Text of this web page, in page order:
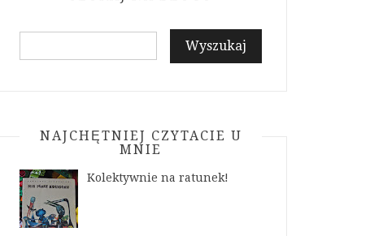
m
NAJCHĘTNIEJ CZYTACIE U
MNIE
Kolektywnie na ratunek!